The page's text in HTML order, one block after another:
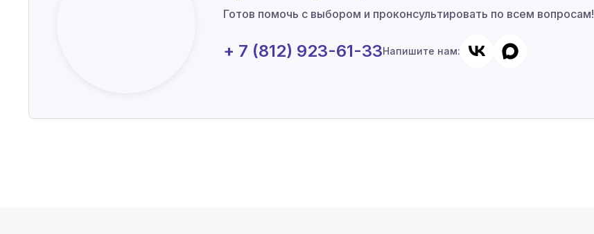
Готов помочь с выбором и проконсультировать по всем вопросам!
+ 7 (812) 923-61-33Напишите нам: